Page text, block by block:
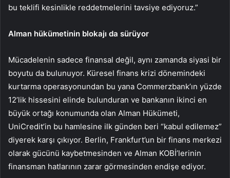
bu teklifi kesinlikle reddetmelerini tavsiye ediyoruz.”
Alman hükümetinin blokajı da sürüyor
Mücadelenin sadece finansal değil, aynı zamanda siyasi bir
boyutu da bulunuyor. Küresel finans krizi dönemindeki
kurtarma operasyonundan bu yana Commerzbank’ın yüzde
12’lik hissesini elinde bulunduran ve bankanın ikinci en
büyük ortağı konumunda olan Alman Hükümeti,
UniCredit’in bu hamlesine ilk günden beri “kabul edilemez”
diyerek karşı çıkıyor. Berlin, Frankfurt’un bir finans merkezi
olarak gücünü kaybetmesinden ve Alman KOBİ’lerinin
finansman hatlarının zarar görmesinden endişe ediyor.